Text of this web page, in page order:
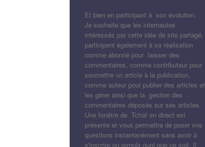
Et bien en participant à son évolution.
Je souhaite que les internautes
intéressés par cette idée de site partagé,
participent également à sa réalisation
comme abonné pour laisser des
commentaires, comme contributeur pour
soumettre un article à la publication,
comme auteur pour publier des articles et
les gérer ainsi que la gestion des
commentaires déposés sur ses articles.
Une fenêtre de Tchat en direct est
présente et vous permettra de poser vos
questions instantanément sans avoir à
s'inscrire ou remplir quoi que ce soit. Il